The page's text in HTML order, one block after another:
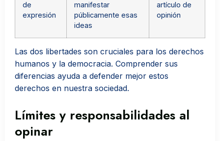
de
expresión
manifestar
públicamente esas
ideas
artículo de
opinión
Las dos libertades son cruciales para los derechos
humanos y la democracia. Comprender sus
diferencias ayuda a defender mejor estos
derechos en nuestra sociedad.
Límites y responsabilidades al
opinar